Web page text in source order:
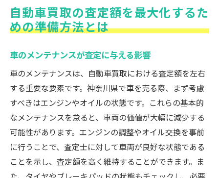
自動車買取の査定額を最大化するた
めの準備方法とは
車のメンテナンスが査定に与える影響
車のメンテナンスは、自動車買取における査定額を左右
する重要な要素です。神奈川県で車を売る際、まず考慮
すべきはエンジンやオイルの状態です。これらの基本的
なメンテナンスを怠ると、車両の価値が大幅に減少する
可能性があります。エンジンの調整やオイル交換を事前
に行うことで、査定士に対して車両が良好な状態である
ことを示し、査定額を高く維持することができます。ま